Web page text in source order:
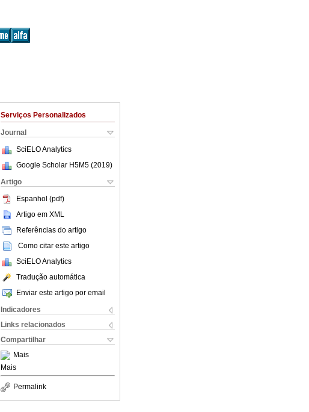
Serviços Personalizados
Journal
SciELO Analytics
Google Scholar H5M5 (2019)
Artigo
Espanhol (pdf)
Artigo em XML
Referências do artigo
Como citar este artigo
SciELO Analytics
Tradução automática
Enviar este artigo por email
Indicadores
Links relacionados
Compartilhar
Mais
Mais
Permalink